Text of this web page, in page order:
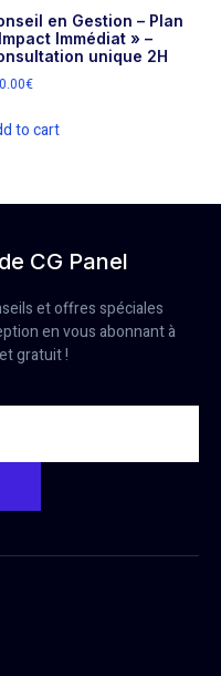
en Gestion – Plan
Immédiat » –
unique 2H
€
to cart
CG Panel
et offres spéciales
en vous abonnant à
gratuit !